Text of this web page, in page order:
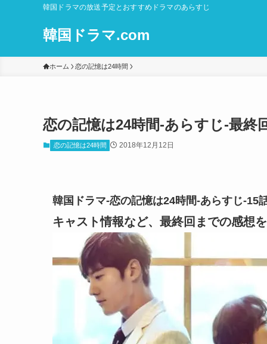
韓国ドラマの放送予定とおすすめドラマのあらすじ
韓国ドラマ.com
ホーム 恋の記憶は24時間
恋の記憶は24時間-あらすじ-最終
恋の記憶は24時間 2018年12月12日
韓国ドラマ-恋の記憶は24時間-あらすじ-15
キャスト情報など、最終回までの感想